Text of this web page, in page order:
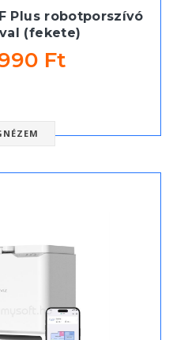
Plus robotporszívó
(fekete)
Ft